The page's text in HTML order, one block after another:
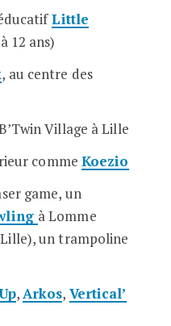
Little
12 ans)
, au centre des
Village à Lille
comme Koezio
game, un
à Lomme
un trampoline
,Arkos, Vertical’